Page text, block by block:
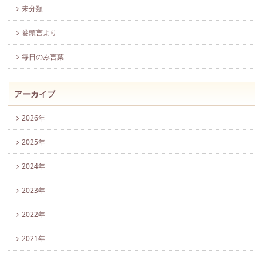
未分類
巻頭言より
毎日のみ言葉
アーカイブ
2026年
2025年
2024年
2023年
2022年
2021年